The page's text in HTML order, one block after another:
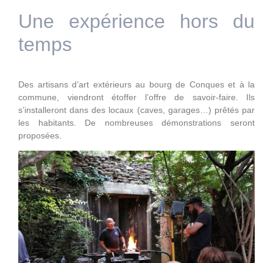
Une expérience hors du
temps
Des artisans d’art extérieurs au bourg de Conques et à la
commune, viendront étoffer l’offre de savoir-faire. Ils
s’installeront dans des locaux (caves, garages…) prêtés par
les habitants. De nombreuses démonstrations seront
proposées.